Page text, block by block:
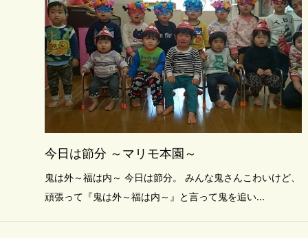
今日は節分 ～マリモ本園～
鬼は外～福は内～ 今日は節分。 みんな鬼さんこわいけど、
頑張って『鬼は外～福は内～』と言って鬼を追い...